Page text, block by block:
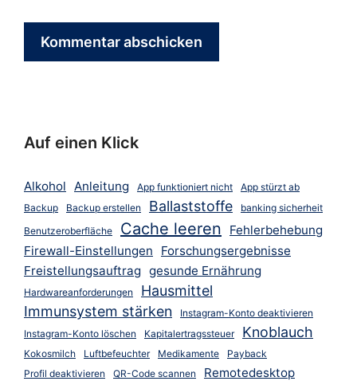
Auf einen Klick
Alkohol Anleitung App funktioniert nicht
App stürzt ab
Backup
Backup erstellen Ballaststoffe
banking sicherheit
Benutzeroberfläche
Cache leeren
Fehlerbehebung
Firewall-Einstellungen
Forschungsergebnisse
Freistellungsauftrag gesunde Ernährung
Hardwareanforderungen
Hausmittel
Immunsystem stärken
Instagram-Konto deaktivieren
Instagram-Konto löschen
Kapitalertragssteuer Knoblauch
Kokosmilch Luftbefeuchter Medikamente
Payback
Profil deaktivieren
QR-Code scannen Remotedesktop